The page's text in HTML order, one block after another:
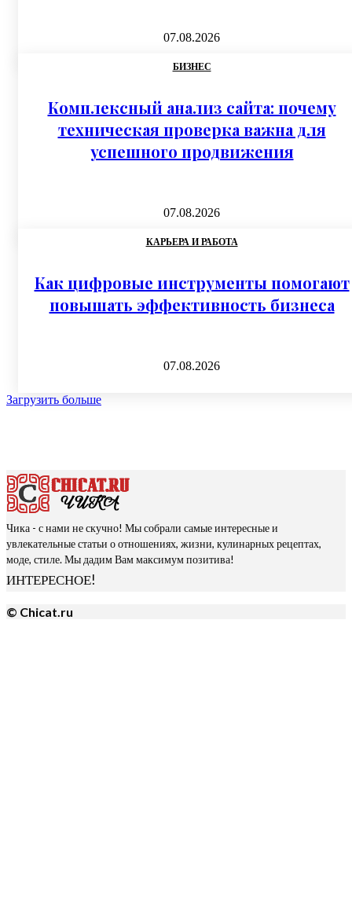
07.08.2026
БИЗНЕС
Комплексный анализ сайта: почему
техническая проверка важна для
успешного продвижения
07.08.2026
КАРЬЕРА И РАБОТА
Как цифровые инструменты помогают
повышать эффективность бизнеса
07.08.2026
Загрузить больше
Чика - с нами не скучно! Мы собрали самые интересные и
увлекательные статьи о отношениях, жизни, кулинарных рецептах,
моде, стиле. Мы дадим Вам максимум позитива!
ИНТЕРЕСНОЕ!
© Chicat.ru